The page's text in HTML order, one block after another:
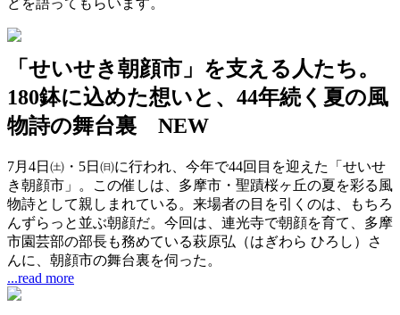
どを語ってもらいます。
「せいせき朝顔市」を支える人たち。
180鉢に込めた想いと、44年続く夏の風
物詩の舞台裏 NEW
7月4日㈯・5日㈰に行われ、今年で44回目を迎えた「せいせ
き朝顔市」。この催しは、多摩市・聖蹟桜ヶ丘の夏を彩る風
物詩として親しまれている。来場者の目を引くのは、もちろ
んずらっと並ぶ朝顔だ。今回は、連光寺で朝顔を育て、多摩
市園芸部の部長も務めている萩原弘（はぎわら ひろし）さ
んに、朝顔市の舞台裏を伺った。
...read more